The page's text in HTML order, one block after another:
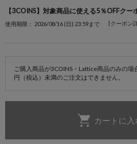
【3COINS】対象商品に使える5％OFFクー
使用期限： 2026/08/16 (日) 23:59まで [クーポン
ご購入商品が3COINS・Lattice商品のみの
円（税込）未満のご注文はできません。